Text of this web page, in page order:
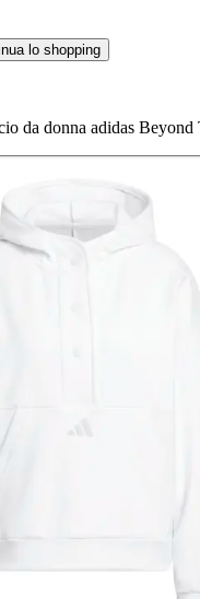
lo shopping
da donna adidas Beyond